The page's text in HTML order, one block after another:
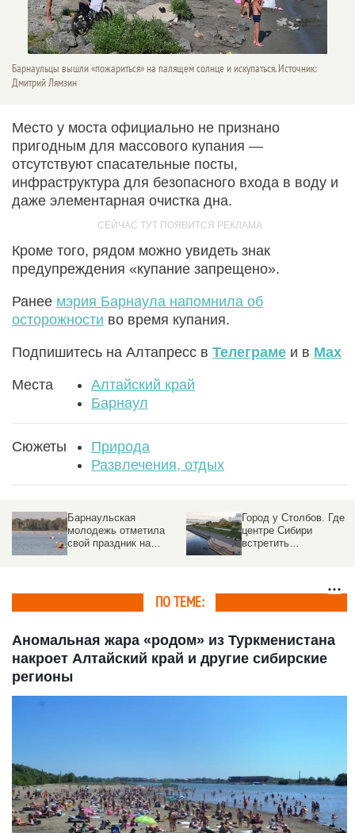
Барнаульцы вышли «пожариться» на палящем солнце и искупаться. Источник:
Дмитрий Лямзин
Место у моста официально не признано
пригодным для массового купания —
отсутствуют спасательные посты,
инфраструктура для безопасного входа в воду и
даже элементарная очистка дна.
Кроме того, рядом можно увидеть знак
предупреждения «купание запрещено».
Ранее мэрия Барнаула напомнила об
осторожности во время купания.
Подпишитесь на Алтапресс в Телеграме и в Max
Места
Алтайский край
Барнаул
Сюжеты
Природа
Развлечения, отдых
Город у Столбов. Где в
центре Сибири
встретить
Грибок, паразиты и
арматура. Какую
опасность скрывают
ПО ТЕМЕ:
Аномальная жара «родом» из Туркменистана
накроет Алтайский край и другие сибирские
регионы